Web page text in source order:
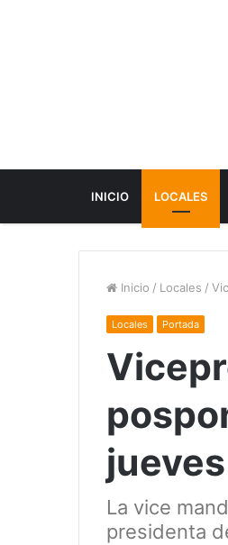
INICIO LOCALES
Inicio / Locales /
Locales Portada
jueves
La vice
presidenta